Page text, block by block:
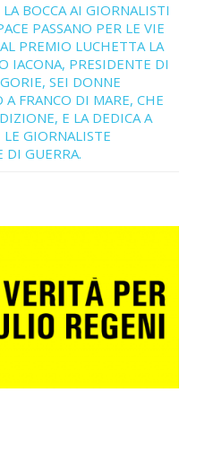
BOCCA AI GIORNALISTI
PASSANO PER LE VIE
PREMIO LUCHETTA LA
IACONA, PRESIDENTE DI
SEI DONNE
A FRANCO DI MARE, CHE
E LA DEDICA A
GIORNALISTE
DI GUERRA.